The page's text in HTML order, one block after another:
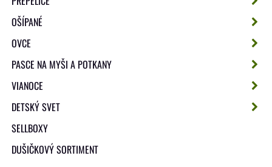
OŠÍPANÉ
OVCE
PASCE NA MYŠI A POTKANY
VIANOCE
DETSKÝ SVET
SELLBOXY
DUŠIČKOVÝ SORTIMENT